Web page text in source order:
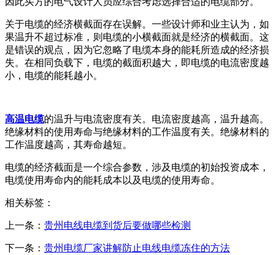
关于电缆的经济横截面存在误解。一些设计师和业主认为，如
果温升不超过标准，则电缆的小横截面就是经济的横截面。这
是错误的观点，因为它忽略了电缆本身的能耗所造成的经济损
失。在相同负载下，电缆的截面积越大，即电缆的电流密度越
小，电缆的能耗越小。
高温电缆的温升与电流密度有关。电流密度越高，温升越高。
绝缘材料的使用寿命与绝缘材料的工作温度有关。绝缘材料的
工作温度越高，其寿命越短。
电缆的经济截面是一个综合参数，涉及电缆的初始投资成本，
电缆使用寿命内的能耗成本以及电缆的使用寿命。
相关标签：
上一条： 贵州电线电缆到货后要做哪些检测
下一条： 贵州电缆厂家讲解防止电线电缆冻住的方法